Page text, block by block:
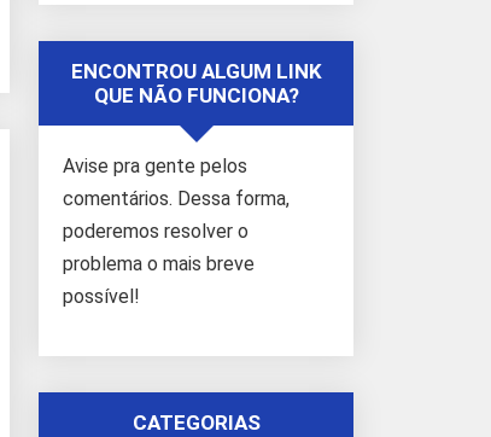
ENCONTROU ALGUM LINK
QUE NÃO FUNCIONA?
Avise pra gente pelos
comentários. Dessa forma,
poderemos resolver o
problema o mais breve
possível!
CATEGORIAS